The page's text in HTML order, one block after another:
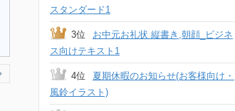
スタンダード1
3位
お中元お礼状 縦書き,朝顔_ビジネ
ス向けテキスト1
4位
夏期休暇のお知らせ(お客様向け・
風鈴イラスト)